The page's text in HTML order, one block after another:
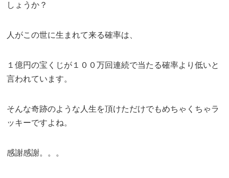
しょうか？
人がこの世に生まれて来る確率は、
１億円の宝くじが１００万回連続で当たる確率より低いと
言われています。
そんな奇跡のような人生を頂けただけでもめちゃくちゃラ
ッキーですよね。
感謝感謝。。。